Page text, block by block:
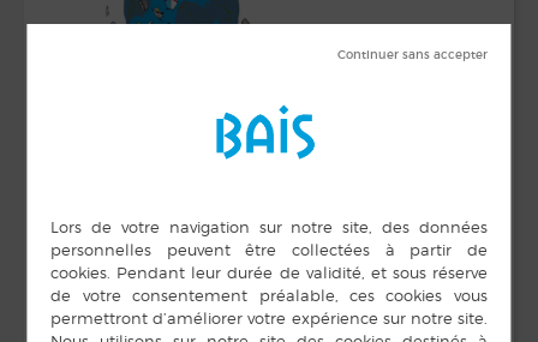
DÉTAILS
Date :
18 octobre 2024
Heure :
ORGANISATEUR
Médiathèque
Téléphone
02 99 76 57 10